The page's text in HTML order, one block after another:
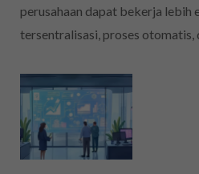
perusahaan dapat bekerja lebih
tersentralisasi, proses otomatis,